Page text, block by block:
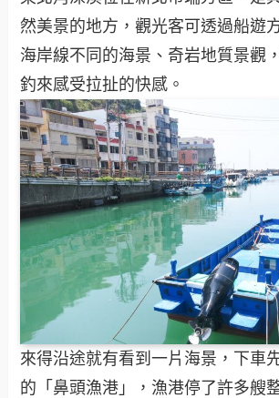
然美景的地方，觀光客可透過船遊
海岸線不同的海景、奇岩地質景觀
釣來感受拉扯的快感。
來得沿途就有看到一片海景，下車
的「鼻頭漁港」，漁港停了許多艘